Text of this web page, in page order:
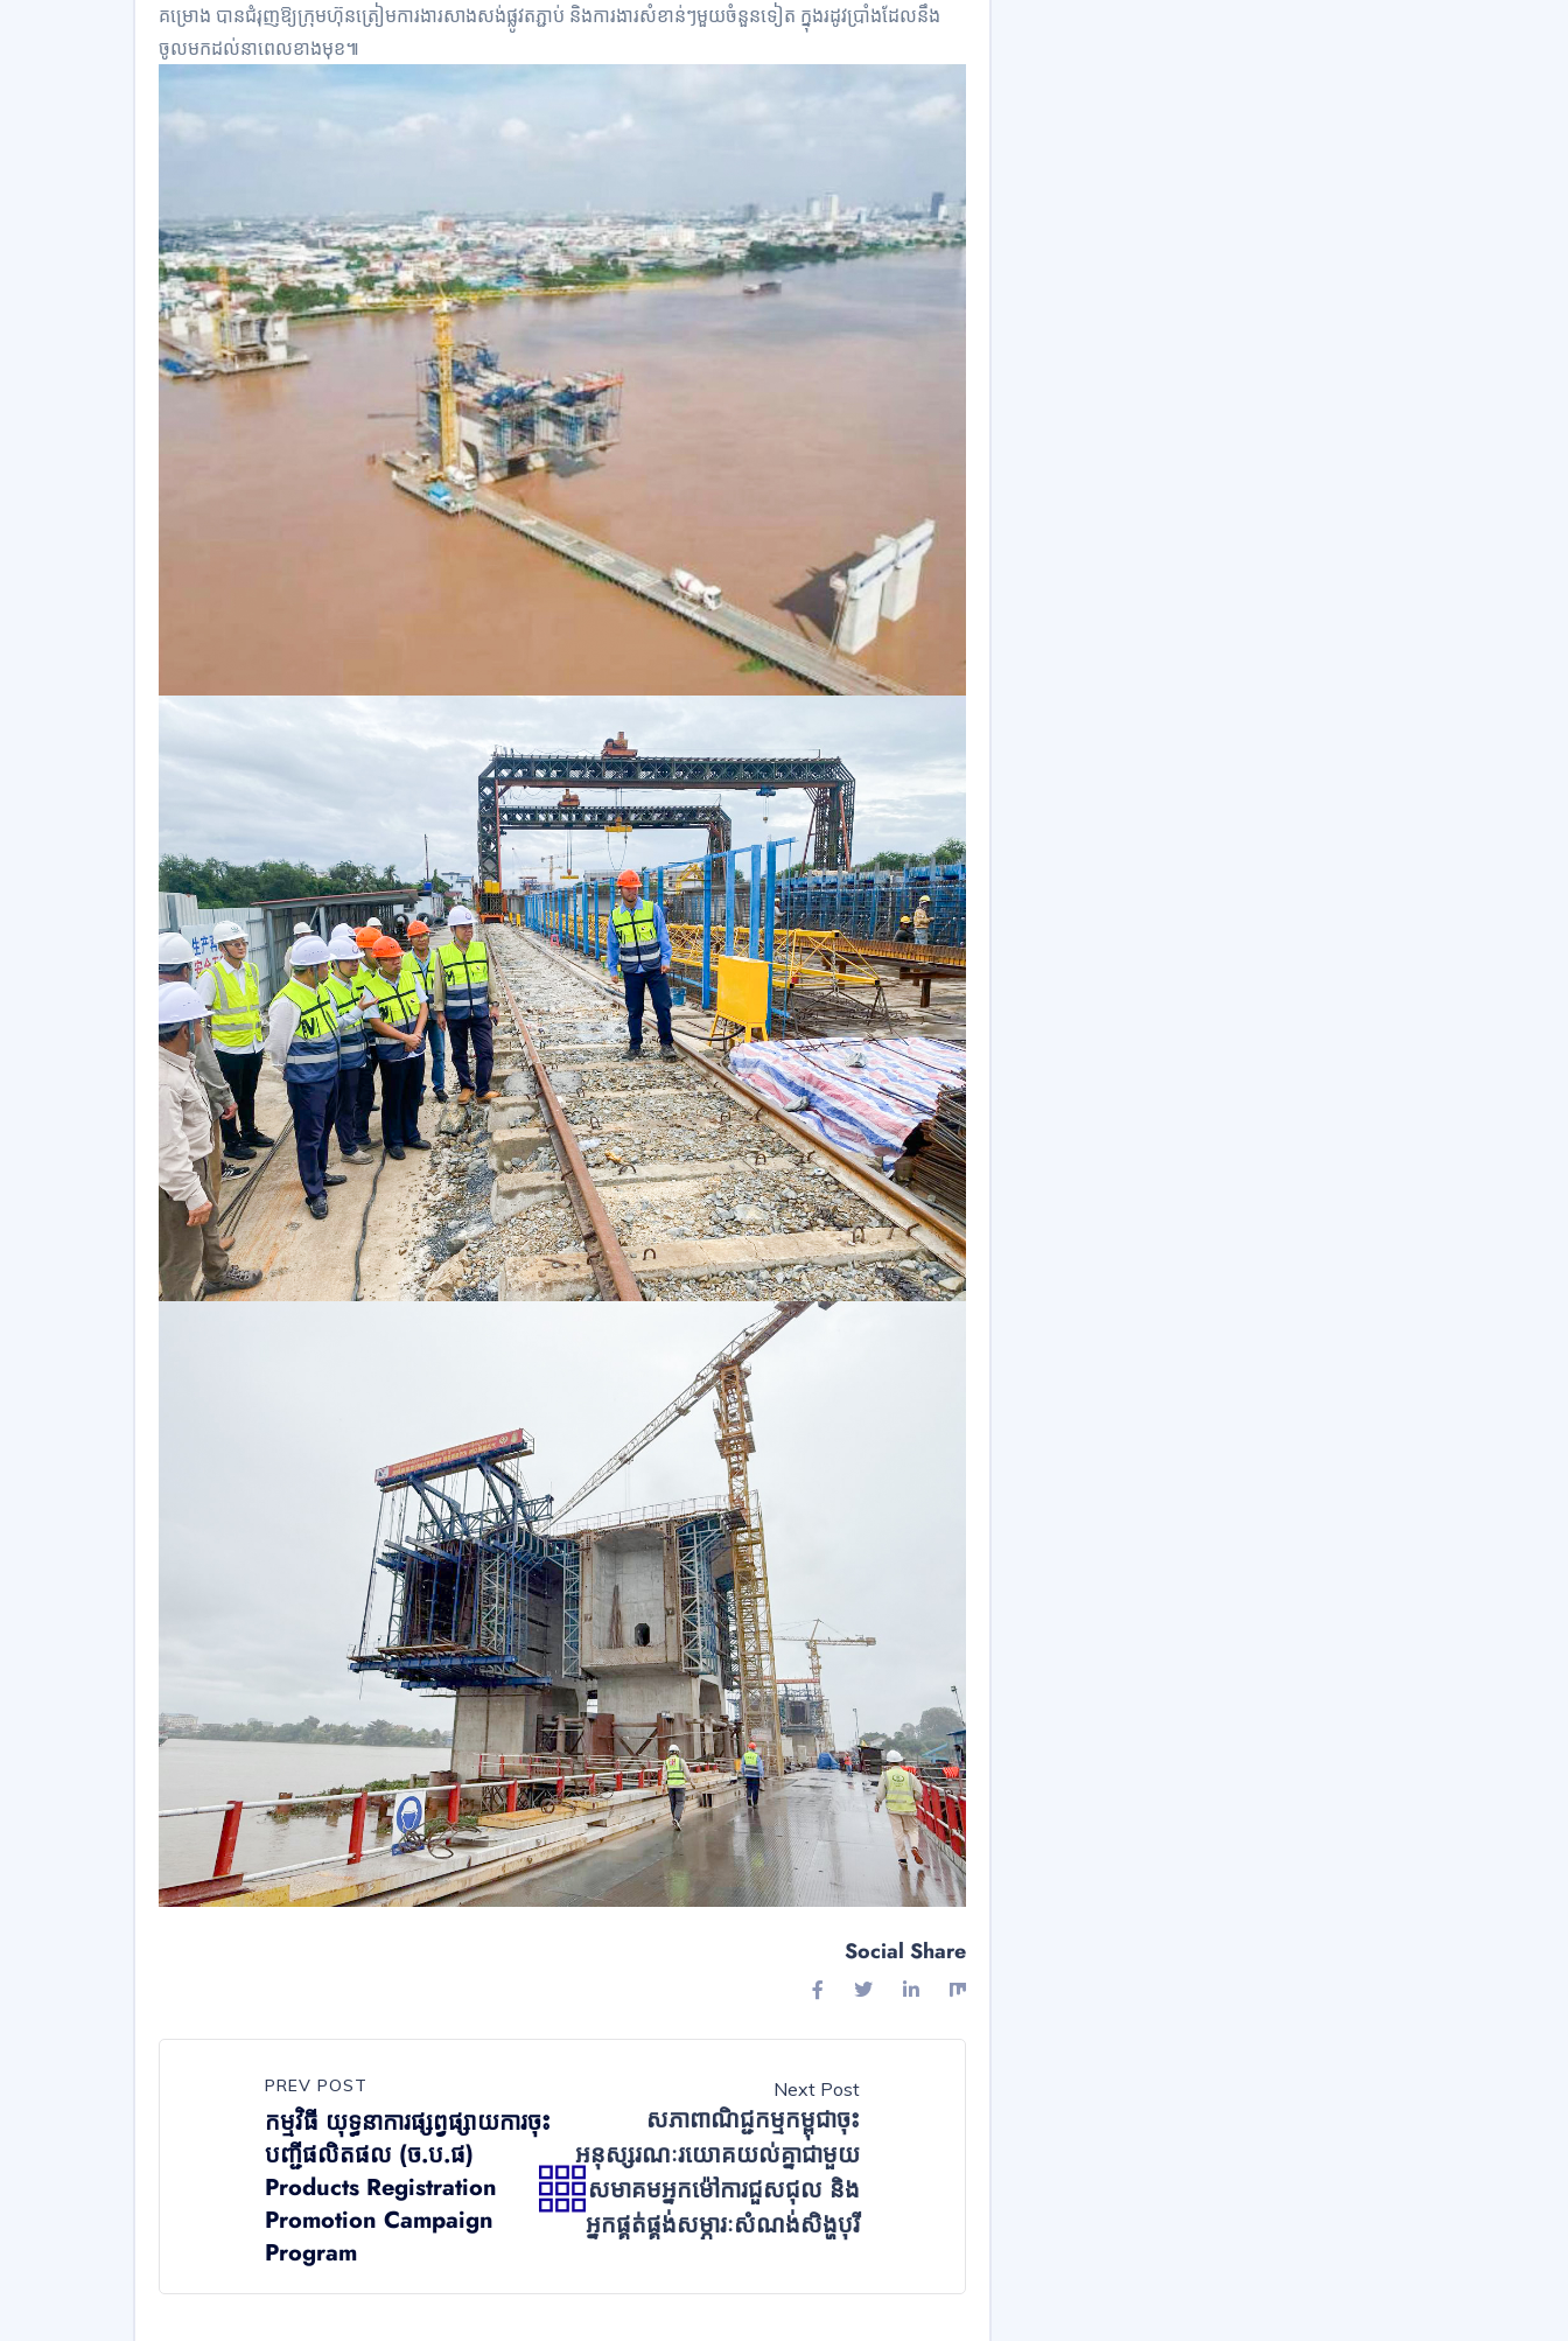
គម្រោង បានជំរុញឱ្យក្រុមហ៊ុនត្រៀមការងារសាងសង់ផ្លូវតភ្ជាប់ និងការងារសំខាន់ៗមួយចំនួនទៀត ក្នុងរដូវប្រាំងដែលនឹង
ចូលមកដល់នាពេលខាងមុខ៕
Social Share
PREV POST
កម្មវិធី យុទ្ធនាការផ្សព្វផ្សាយការចុះ
បញ្ជីផលិតផល (ច.ប.ផ)
Products Registration
Promotion Campaign
Program
Next Post
សភាពាណិជ្ជកម្មកម្ពុជាចុះ
អនុស្សរណៈរយោគយល់គ្នាជាមួយ
សមាគមអ្នកម៉ៅការជួសជុល និង
អ្នកផ្គត់ផ្គង់សម្ភារៈសំណង់សិង្ហបុរី